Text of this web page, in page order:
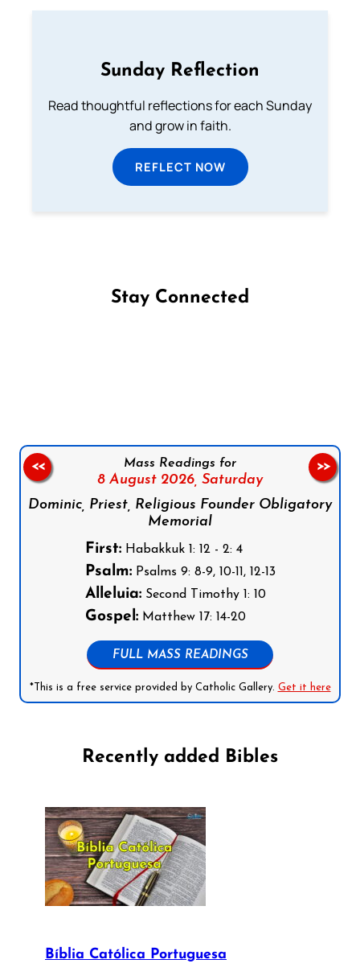
Sunday Reflection
Read thoughtful reflections for each Sunday
and grow in faith.
REFLECT NOW
Stay Connected
Mass Readings for
8 August 2026, Saturday
Dominic, Priest, Religious Founder Obligatory
Memorial
First:Habakkuk 1: 12 - 2: 4
Psalm:Psalms 9: 8-9, 10-11, 12-13
Alleluia:Second Timothy 1: 10
Gospel:Matthew 17: 14-20
FULL MASS READINGS
*This is a free service provided by Catholic Gallery. Get it here
<< >>
Recently added Bibles
Bíblia Católica Portuguesa